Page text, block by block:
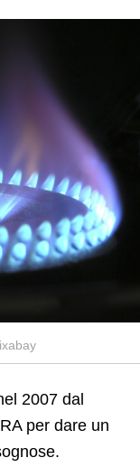
2007 dal
per dare un